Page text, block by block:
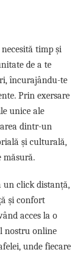
timp și
de a te
încurajându-te
Prin exersare
unice ale
dintr-un
și culturală,
măsură.
un click distanță,
și confort
acces la o
nostru online
unde fiecare